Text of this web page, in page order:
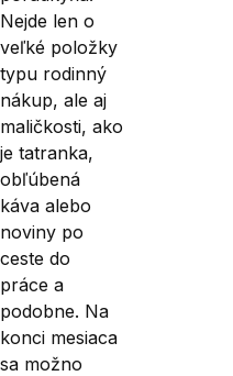
Nejde len o
veľké položky
typu rodinný
nákup, ale aj
maličkosti, ako
je tatranka,
obľúbená
káva alebo
noviny po
ceste do
práce a
podobne. Na
konci mesiaca
sa možno